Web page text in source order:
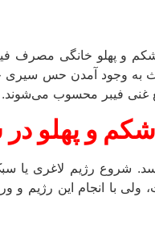
و پهلو خانگی مصرف
وجود آمدن حس سیری
غنی فیبر محسوب می‌شوند.
شروع رژیم لاغری یا
با انجام این رژیم و